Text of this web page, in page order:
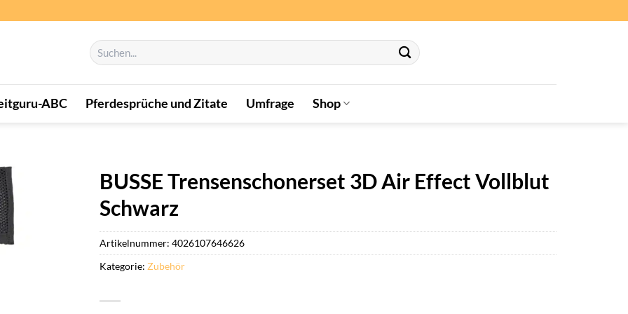
Suchen
nach:
ABC Pferdesprüche und Zitate Umfrage Shop
BUSSE Trensenschonerset 3D Air Effect Vollblut
Schwarz
Artikelnummer: 4026107646626
Kategorie: Zubehör